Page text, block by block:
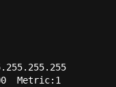
Metric:1